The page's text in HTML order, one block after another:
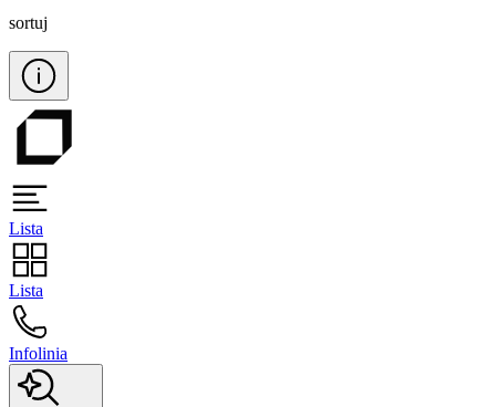
sortuj
Lista
Lista
Infolinia